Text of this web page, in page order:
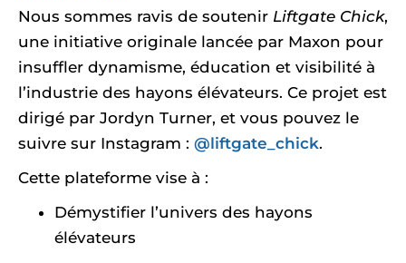
Nous sommes ravis de soutenir Liftgate Chick,
une initiative originale lancée par Maxon pour
insuffler dynamisme, éducation et visibilité à
l’industrie des hayons élévateurs. Ce projet est
dirigé par Jordyn Turner, et vous pouvez le
suivre sur Instagram : @liftgate_chick.
Cette plateforme vise à :
Démystifier l’univers des hayons
élévateurs